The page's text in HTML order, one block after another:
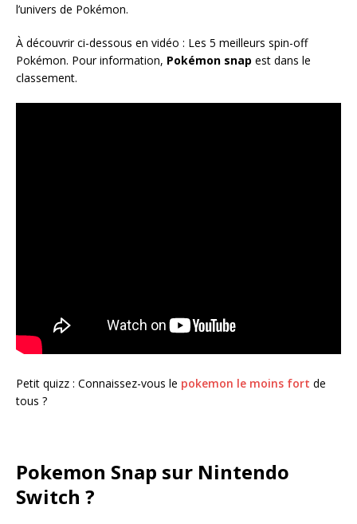
l’univers de Pokémon.
À découvrir ci-dessous en vidéo : Les 5 meilleurs spin-off
Pokémon. Pour information, Pokémon snap est dans le
classement.
Petit quizz : Connaissez-vous le pokemon le moins fort de
tous ?
Pokemon Snap sur Nintendo
Switch ?